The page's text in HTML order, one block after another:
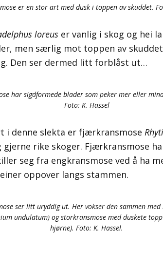
er en stor art med dusk i toppen av skuddet.
loreus er vanlig i skog og hei
men særlig mot toppen av
Den ser dermed litt forblåst ut…
har sigdformede blader som peker mer eller
Foto: K. Hassel
i denne slekta er fjærkransmose
gjerne rike skoger. Fjærkransmose
seg fra engkransmose ved å ha
oppover langs stammen.
ser litt uryddig ut. Her vokser den sammen med
undulatum) og storkransmose med duskete
hjørne). Foto: K. Hassel.